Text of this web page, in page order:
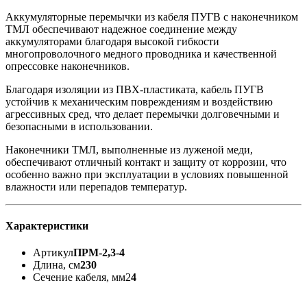
Аккумуляторные перемычки из кабеля ПУГВ с наконечником
ТМЛ обеспечивают надежное соединение между
аккумуляторами благодаря высокой гибкости
многопроволочного медного проводника и качественной
опрессовке наконечников.
Благодаря изоляции из ПВХ-пластиката, кабель ПУГВ
устойчив к механическим повреждениям и воздействию
агрессивных сред, что делает перемычки долговечными и
безопасными в использовании.
Наконечники ТМЛ, выполненные из луженой меди,
обеспечивают отличный контакт и защиту от коррозии, что
особенно важно при эксплуатации в условиях повышенной
влажности или перепадов температур.
Характеристики
АртикулПРМ-2,3-4
Длина, см230
Сечение кабеля, мм24